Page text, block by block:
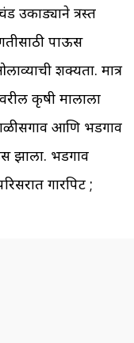
उकाड्याने त्रस्त
पाऊस
शक्यता. मात्र
कृषी मालाला
आणि भडगाव
झाला. भडगाव
गारपिट ;